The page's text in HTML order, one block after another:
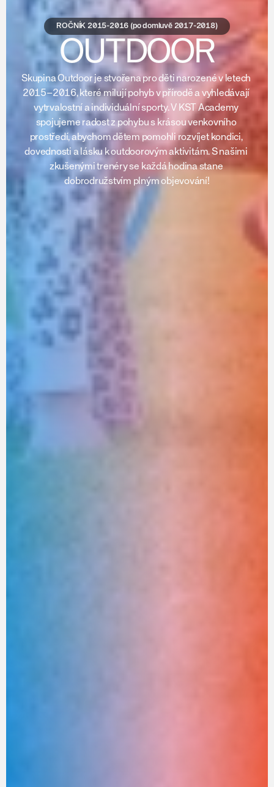
ROČNÍK 2015-2016 (po domluvě 2017-2018)
OUTDOOR
Skupina Outdoor je stvořena pro děti narozené v letech
2015–2016, které milují pohyb v přírodě a vyhledávají
vytrvalostní a individuální sporty. V KST Academy
spojujeme radost z pohybu s krásou venkovního
prostředí, abychom dětem pomohli rozvíjet kondici,
dovednosti a lásku k outdoorovým aktivitám. S našimi
zkušenými trenéry se každá hodina stane
dobrodružstvím plným objevování!